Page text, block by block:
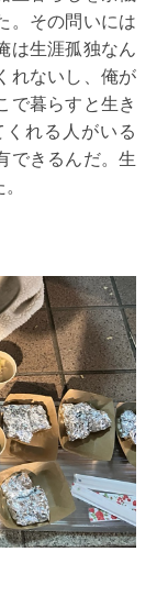
。その問いには
は生涯孤独なん
れないし、俺が
で暮らすと生き
れる人がいる
できるんだ。生